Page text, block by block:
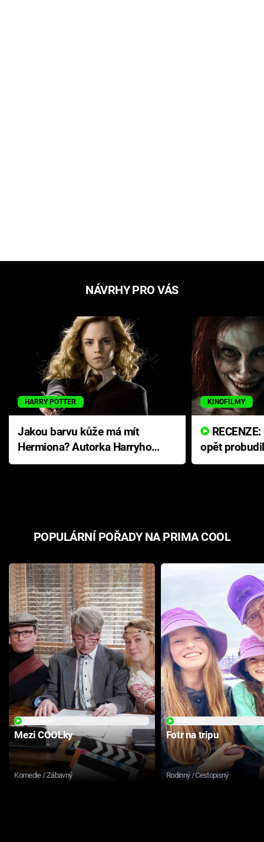
NÁVRHY PRO VÁS
HARRY POTTER
Jakou barvu kůže má mít
Hermiona? Autorka Harryho
Pottera přišla s ráznou
KINOFILMY
opět
přichází s
POPULÁRNÍ POŘADY NA PRIMA COOL
Mezi COOLky
Komedie / Zábavný
Fotr na tripu
Rodinný / Cestopisný